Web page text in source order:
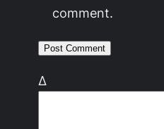
comment.
Δ